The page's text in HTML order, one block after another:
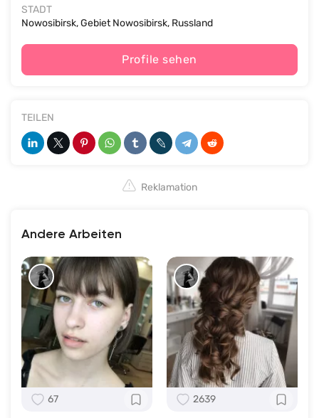
STADT
Nowosibirsk, Gebiet Nowosibirsk, Russland
Profile sehen
TEILEN
Reklamation
Andere Arbeiten
67 2639